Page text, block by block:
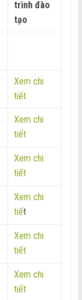
trình đào
tạo
Xem chi
tiết
Xem chi
tiết
Xem chi
tiết
Xem chi
tiết
Xem chi
tiết
Xem chi
tiết